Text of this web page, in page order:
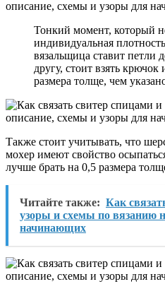
Тонкий момент, который
индивидуальная
вязальщица ставит петли
другу, стоит взять
размера толще, чем
Также стоит учитывать, что
мохер имеют свойство
лучше брать на 0,5 размера
Читайте также: Как
узоры и схемы по вязанию
начинающих